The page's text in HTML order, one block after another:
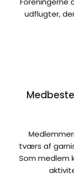
udflugter,
tværs af
Som medlem